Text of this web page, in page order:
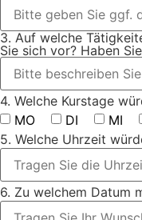
3. Auf welche
Sie sich vor? Haben
4. Welche Kurstage
MO
DI MI
5. Welche Uhrzeit
6. Zu welchem Datum